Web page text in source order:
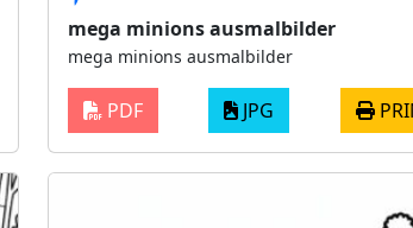
mega minions ausmalbilder
mega minions ausmalbilder
PDF JPG